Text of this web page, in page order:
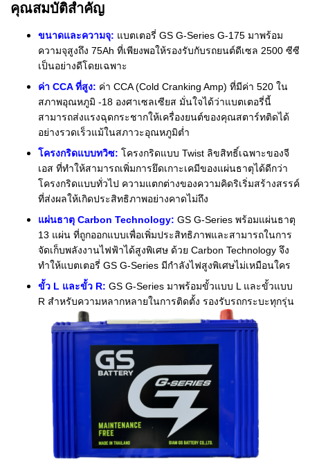
คุณสมบัติสำคัญ
ขนาดและความจุ: แบตเตอรี่ GS G-Series G-175 มาพร้อม
ความจุสูงถึง 75Ah ที่เพียงพอให้รองรับกับรถยนต์ดีเซล 2500 ซีซี
เป็นอย่างดีโดยเฉพาะ
ค่า CCA ที่สูง: ค่า CCA (Cold Cranking Amp) ที่มีค่า 520 ใน
สภาพอุณหภูมิ -18 องศาเซลเซียส มั่นใจได้ว่าแบตเตอรี่นี้
สามารถส่งแรงฉุดกระชากให้เครื่องยนต์ของคุณสตาร์ทติดได้
อย่างรวดเร็วแม้ในสภาวะอุณหภูมิต่ำ
โครงกริดแบบทวิซ: โครงกริดแบบ Twist ลิขสิทธิ์เฉพาะของจี
เอส ที่ทำให้สามารถเพิ่มการยึดเกาะเคมีของแผ่นธาตุได้ดีกว่า
โครงกริดแบบทั่วไป ความแตกต่างของความคิดริเริ่มสร้างสรรค์
ที่ส่งผลให้เกิดประสิทธิภาพอย่างคาดไม่ถึง
แผ่นธาตุ Carbon Technology: GS G-Series พร้อมแผ่นธาตุ
13 แผ่น ที่ถูกออกแบบเพื่อเพิ่มประสิทธิภาพและสามารถในการ
จัดเก็บพลังงานไฟฟ้าได้สูงพิเศษ ด้วย Carbon Technology จึง
ทำให้แบตเตอรี่ GS G-Series มีกำลังไฟสูงพิเศษไม่เหมือนใคร
ขั้ว L และขั้ว R: GS G-Series มาพร้อมขั้วแบบ L และขั้วแบบ
R สำหรับความหลากหลายในการติดตั้ง รองรับรถกระบะทุกรุ่น